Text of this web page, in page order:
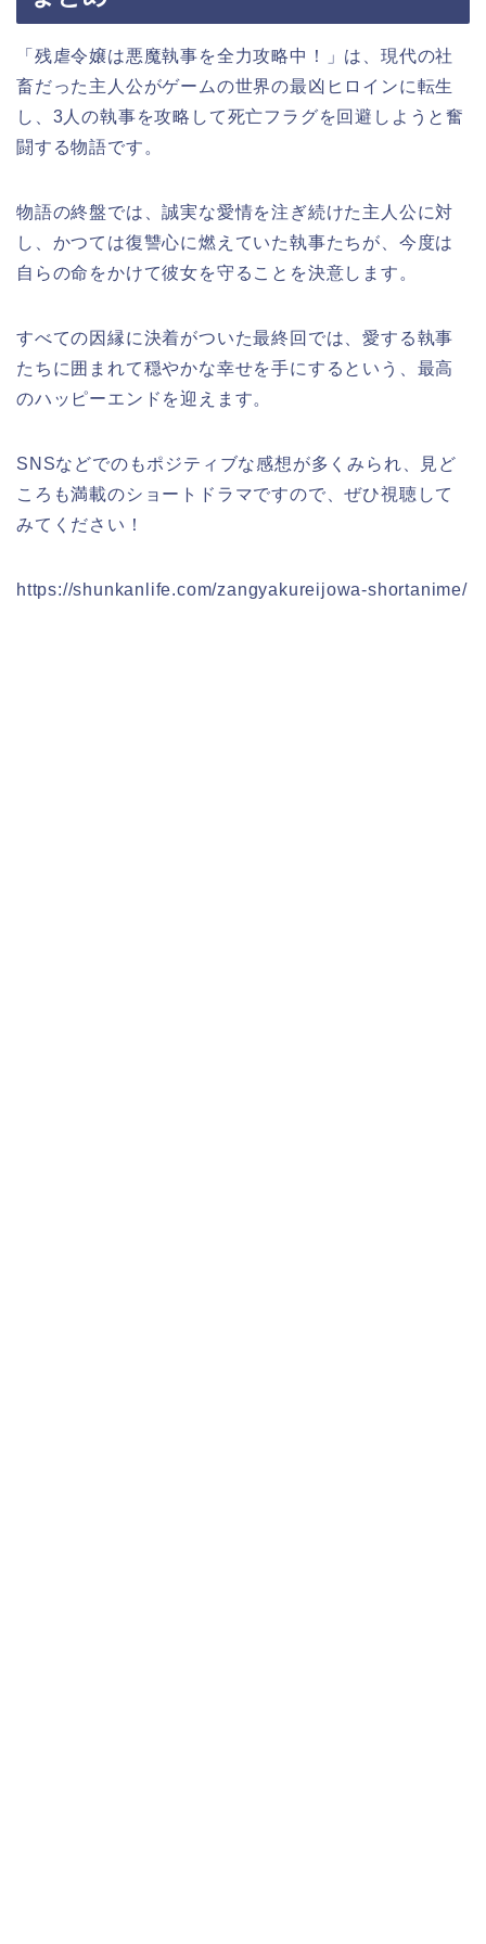
「残虐令嬢は悪魔執事を全力攻略中！」は、現代の社
畜だった主人公がゲームの世界の最凶ヒロインに転生
し、3人の執事を攻略して死亡フラグを回避しようと奮
闘する物語です。
物語の終盤では、誠実な愛情を注ぎ続けた主人公に対
し、かつては復讐心に燃えていた執事たちが、今度は
自らの命をかけて彼女を守ることを決意します。
すべての因縁に決着がついた最終回では、愛する執事
たちに囲まれて穏やかな幸せを手にするという、最高
のハッピーエンドを迎えます。
SNSなどでのもポジティブな感想が多くみられ、見ど
ころも満載のショートドラマですので、ぜひ視聴して
みてください！
https://shunkanlife.com/zangyakureijowa-shortanime/